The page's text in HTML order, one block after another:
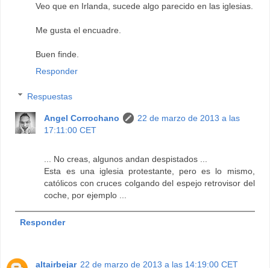
Veo que en Irlanda, sucede algo parecido en las iglesias.
Me gusta el encuadre.
Buen finde.
Responder
Respuestas
Angel Corrochano
22 de marzo de 2013 a las
17:11:00 CET
... No creas, algunos andan despistados ...
Esta es una iglesia protestante, pero es lo mismo,
católicos con cruces colgando del espejo retrovisor del
coche, por ejemplo ...
Responder
altairbejar 22 de marzo de 2013 a las 14:19:00 CET